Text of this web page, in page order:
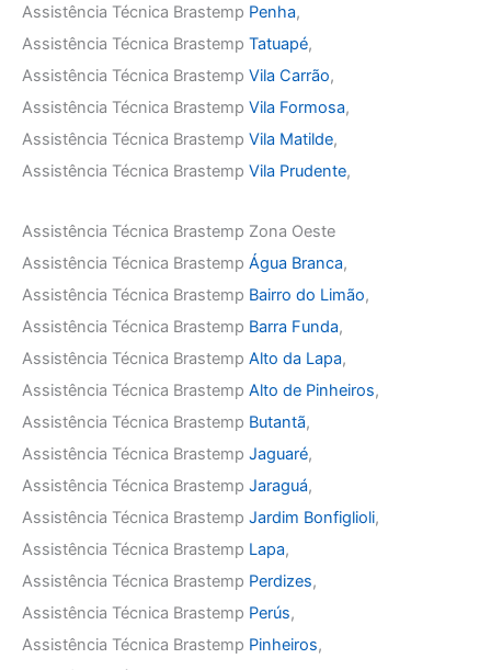
Assistência Técnica Brastemp Penha,
Assistência Técnica Brastemp Tatuapé,
Assistência Técnica Brastemp Vila Carrão,
Assistência Técnica Brastemp Vila Formosa,
Assistência Técnica Brastemp Vila Matilde,
Assistência Técnica Brastemp Vila Prudente,
Assistência Técnica Brastemp Zona Oeste
Assistência Técnica Brastemp Água Branca,
Assistência Técnica Brastemp Bairro do Limão,
Assistência Técnica Brastemp Barra Funda,
Assistência Técnica Brastemp Alto da Lapa,
Assistência Técnica Brastemp Alto de Pinheiros,
Assistência Técnica Brastemp Butantã,
Assistência Técnica Brastemp Jaguaré,
Assistência Técnica Brastemp Jaraguá,
Assistência Técnica Brastemp Jardim Bonfiglioli,
Assistência Técnica Brastemp Lapa,
Assistência Técnica Brastemp Perdizes,
Assistência Técnica Brastemp Perús,
Assistência Técnica Brastemp Pinheiros,